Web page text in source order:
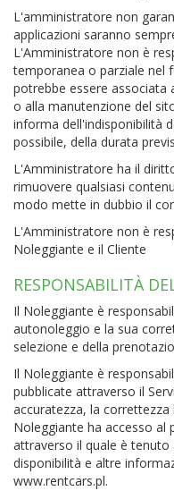
L'amministratore non
applicazioni saranno
L'Amministratore non è
temporanea o parziale nel
potrebbe essere associata
o alla manutenzione del
informa dell'indisponibilità
possibile, della durata
L'Amministratore ha il
rimuovere qualsiasi
modo mette in dubbio il
L'Amministratore non è
Noleggiante e il Cliente
RESPONSABILITÀ
Il Noleggiante è
autonoleggio e la sua
selezione e della
Il Noleggiante è
pubblicate attraverso il
accuratezza, la
Noleggiante ha accesso al
attraverso il quale è tenuto
disponibilità e altre
www.rentcars.pl.